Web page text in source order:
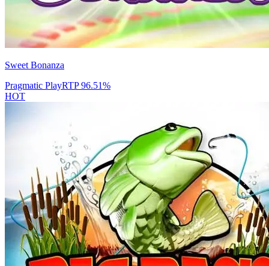
Sweet Bonanza
Pragmatic PlayRTP96.51%
HOT